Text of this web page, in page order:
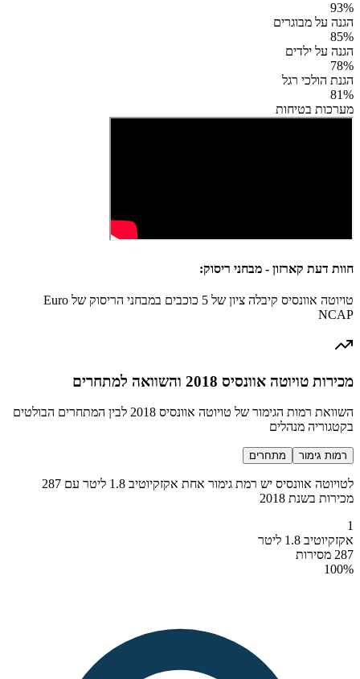
93%
הגנה על מבוגרים
85%
הגנה על ילדים
78%
הגנת הולכי רגל
81%
מערכות בטיחות
חוות דעת קארזון - מבחני ריסוק:
טויוטה אוונסיס קיבלה ציון של 5 כוכבים במבחני הריסוק של Euro
NCAP
מכירות טויוטה אוונסיס 2018 והשוואה למתחרים
השוואת רמות הגימור של טויוטה אוונסיס 2018 לבין המתחרים הבולטים
בקטגוריה מנהלים
רמות גימור מתחרים
לטויוטה אוונסיס יש רמת גימור אחת אקזקיוטיב 1.8 ליטר עם 287
מכירות בשנת 2018
1
אקזקיוטיב 1.8 ליטר
287 מסירות
100%